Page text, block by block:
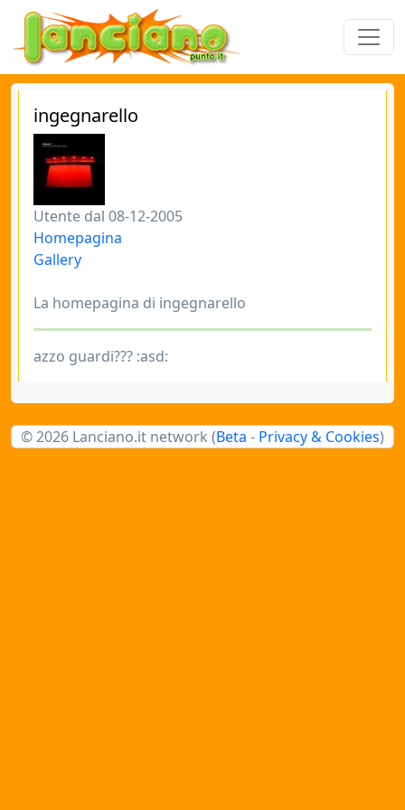
ingegnarello
Utente dal 08-12-2005
Homepagina
Gallery
La homepagina di ingegnarello
azzo guardi??? :asd:
© 2026 Lanciano.it network (Beta - Privacy & Cookies)